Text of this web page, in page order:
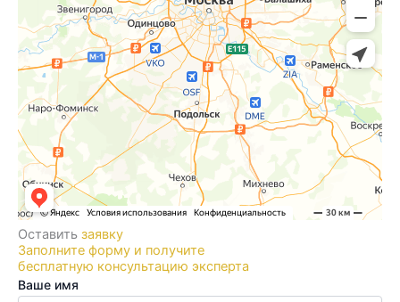
Оставить заявку
Заполните форму и получите
бесплатную консультацию эксперта
Ваше имя